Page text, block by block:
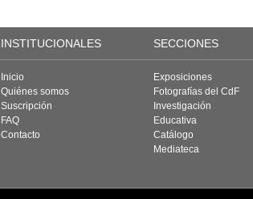
INSTITUCIONALES SECCIONES
Inicio
Quiénes somos
Suscripción
FAQ
Contacto
Exposiciones
Fotografías del CdF
Investigación
Educativa
Catálogo
Mediateca